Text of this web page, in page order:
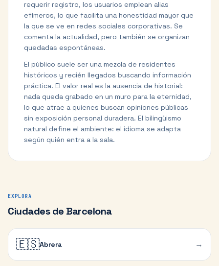
requerir registro, los usuarios emplean alias
efímeros, lo que facilita una honestidad mayor que
la que se ve en redes sociales corporativas. Se
comenta la actualidad, pero también se organizan
quedadas espontáneas.
El público suele ser una mezcla de residentes
históricos y recién llegados buscando información
práctica. El valor real es la ausencia de historial:
nada queda grabado en un muro para la eternidad,
lo que atrae a quienes buscan opiniones públicas
sin exposición personal duradera. El bilingüismo
natural define el ambiente: el idioma se adapta
según quién entra a la sala.
EXPLORA
Ciudades de Barcelona
🇪🇸Abrera →